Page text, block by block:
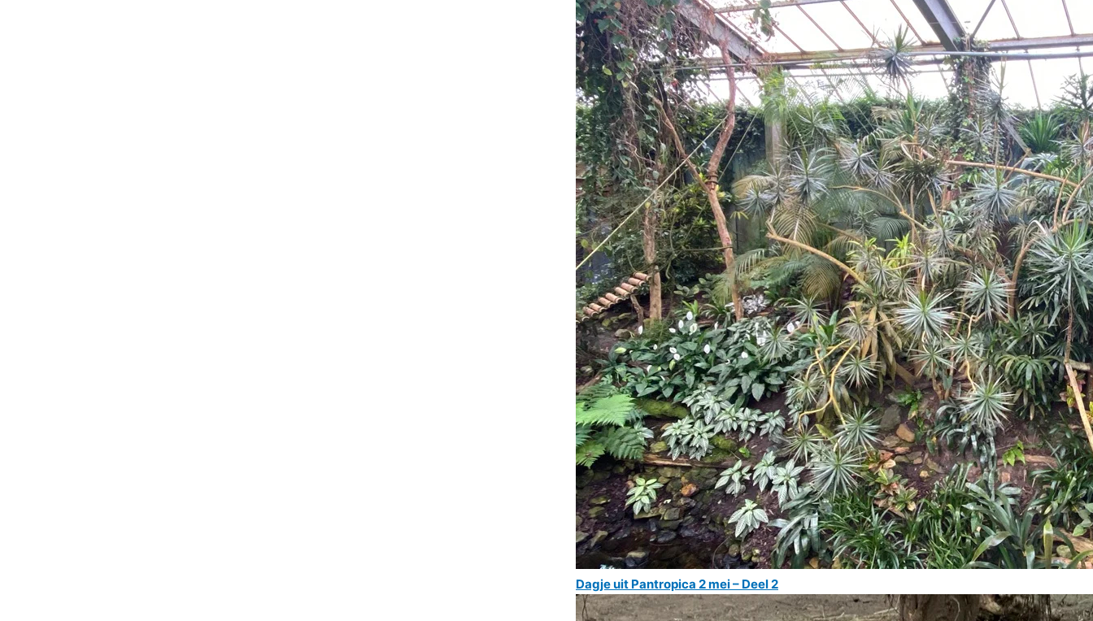
Dagje uit Pantropica 2 mei – Deel 2